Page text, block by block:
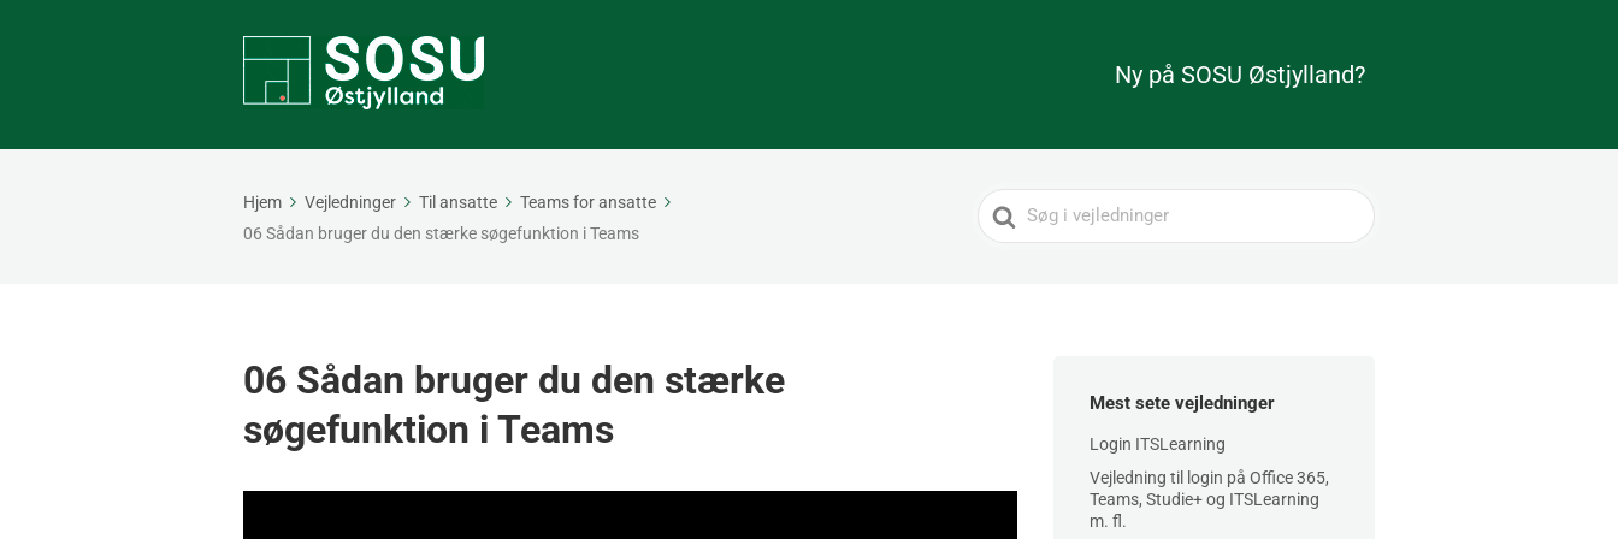
Ny på SOSU Østjylland?
Hjem Vejledninger Til ansatte
Teams for ansatte
06 Sådan bruger du den stærke søgefunktion i Teams
Search
For
06 Sådan bruger du den stærke
søgefunktion i Teams
Mest sete vejledninger
Login ITSLearning
Vejledning til login på Office 365,
Teams, Studie+ og ITSLearning
m. fl.